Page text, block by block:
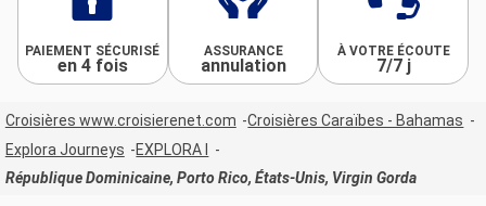
PAIEMENT SÉCURISÉ
en 4 fois
ASSURANCE
annulation
À VOTRE ÉCOUTE
7/7 j
Croisières www.croisierenet.com
Croisières Caraïbes - Bahamas
Explora Journeys
EXPLORA I
République Dominicaine, Porto Rico, États-Unis, Virgin Gorda